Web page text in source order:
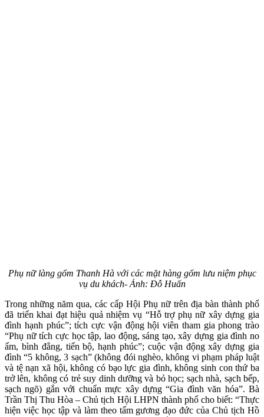
Phụ nữ làng gốm Thanh Hà với các mặt hàng gốm lưu niệm phục
vụ du khách- Ảnh: Đỗ Huấn
Trong những năm qua, các cấp Hội Phụ nữ trên địa bàn thành phố
đã triển khai đạt hiệu quả nhiệm vụ “Hỗ trợ phụ nữ xây dựng gia
đình hạnh phúc”; tích cực vận động hội viên tham gia phong trào
“Phụ nữ tích cực học tập, lao động, sáng tạo, xây dựng gia đình no
ấm, bình đẳng, tiến bộ, hạnh phúc”; cuộc vận động xây dựng gia
đình “5 không, 3 sạch” (không đói nghèo, không vi phạm pháp luật
và tệ nạn xã hội, không có bạo lực gia đình, không sinh con thứ ba
trở lên, không có trẻ suy dinh dưỡng và bỏ học; sạch nhà, sạch bếp,
sạch ngõ) gắn với chuẩn mực xây dựng “Gia đình văn hóa”. Bà
Trần Thị Thu Hòa – Chủ tịch Hội LHPN thành phố cho biết: “Thực
hiện việc học tập và làm theo tấm gương đạo đức của Chủ tịch Hồ